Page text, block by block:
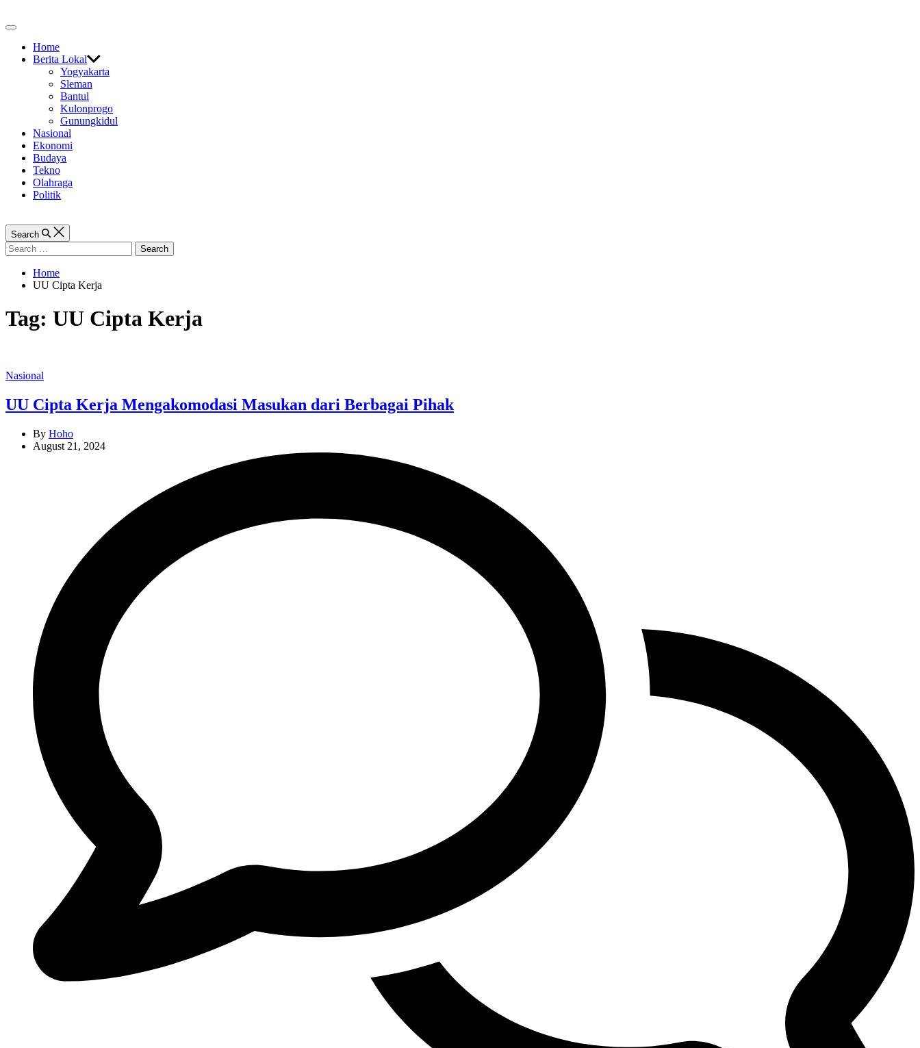
to
Off
CanvasHome
Berita Lokal
Yogyakarta
Sleman
Bantul
Kulonprogo
Gunungkidul
Nasional
Ekonomi
Budaya
Tekno
Olahraga
Politik
Search
Search
for:
Home
UU Cipta Kerja
Tag: UU Cipta Kerja
Categories
Nasional
UU Cipta Kerja Mengakomodasi Masukan dari Berbagai Pihak
By Hoho
August 21, 2024